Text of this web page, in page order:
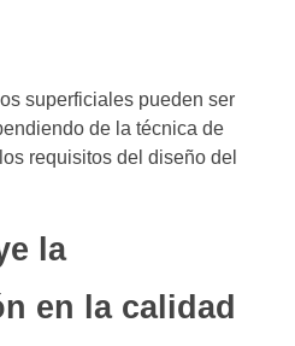
superficiales pueden ser
de la técnica de
requisitos del diseño del
la
en la calidad